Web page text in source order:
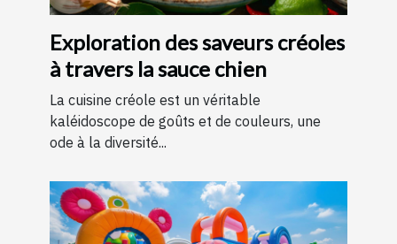
Exploration des saveurs créoles
à travers la sauce chien
La cuisine créole est un véritable
kaléidoscope de goûts et de couleurs, une
ode à la diversité...